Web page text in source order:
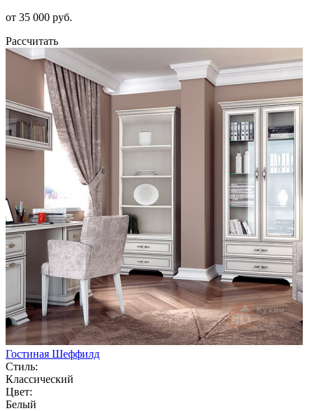
от 35 000 руб.
Рассчитать
Гостиная Шеффилд
Стиль:
Классический
Цвет:
Белый